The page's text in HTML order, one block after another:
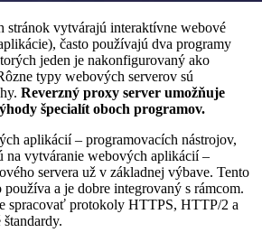
vytvárajú interaktívne webové
často používajú dva programy
jeden je nakonfigurovaný ako
typy webových serverov sú
Reverzný proxy server umožňuje
špecialít oboch programov.
aplikácií – programovacích nástrojov,
na vytváranie webových aplikácií –
servera už v základnej výbave. Tento
a je dobre integrovaný s rámcom.
spracovať protokoly HTTPS, HTTP/2 a